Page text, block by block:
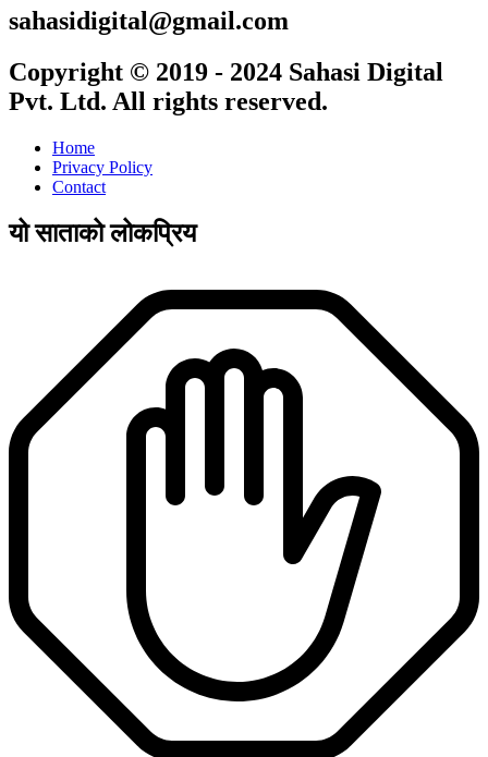
sahasidigital@gmail.com
Copyright © 2019 - 2024 Sahasi Digital
Pvt. Ltd. All rights reserved.
Home
Privacy Policy
Contact
यो साताको लोकप्रिय